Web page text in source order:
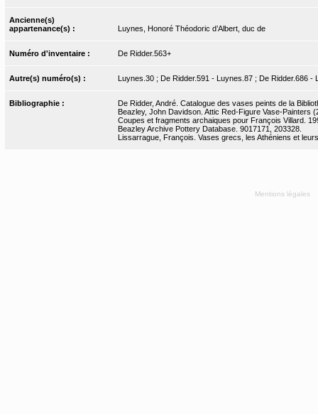
Ancienne(s)
appartenance(s) :
Luynes, Honoré Théodoric d’Albert, duc de
Numéro d'inventaire : De Ridder.563+
Autre(s) numéro(s) : Luynes.30 ; De Ridder.591 - Luynes.87 ; De Ridder.686 -
Bibliographie :
De Ridder, André. Catalogue des vases peints de la
Beazley, John Davidson. Attic Red-Figure Vase-Painters
Coupes et fragments archaiques pour François Villard.
Beazley Archive Pottery Database. 9017171, 203328.
Lissarrague, François. Vases grecs, les Athéniens et
Mentions légales